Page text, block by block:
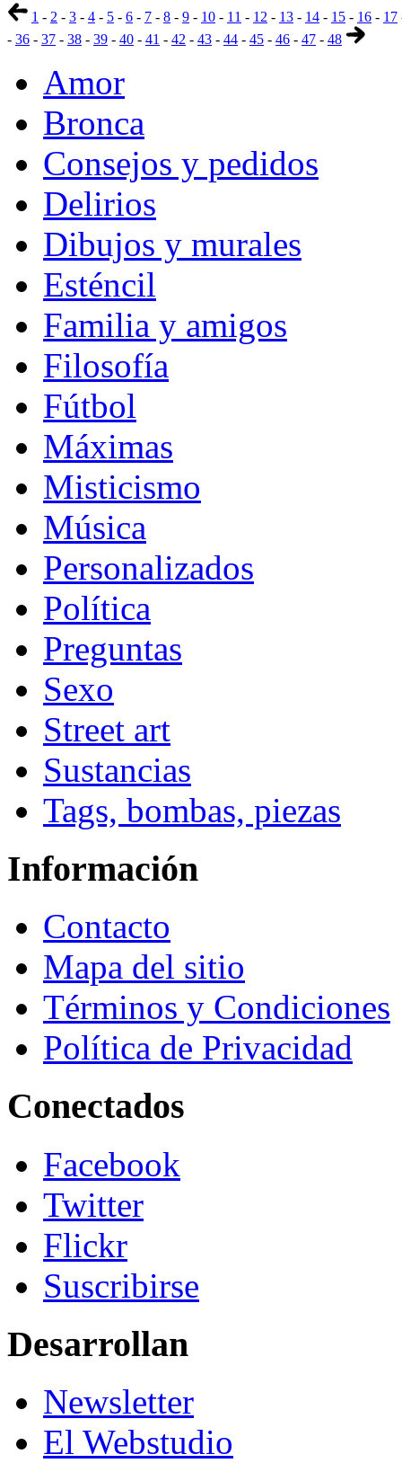
1 - 2 - 3 - 4 - 5 - 6 - 7 - 8 - 9 - 10 - 11 - 12 - 13 - 14 - 15 - 16 - 17
- 36 - 37 - 38 - 39 - 40 - 41 - 42 - 43 - 44 - 45 - 46 - 47 - 48
Amor
Bronca
Consejos y pedidos
Delirios
Dibujos y murales
Esténcil
Familia y amigos
Filosofía
Fútbol
Máximas
Misticismo
Música
Personalizados
Política
Preguntas
Sexo
Street art
Sustancias
Tags, bombas, piezas
Información
Contacto
Mapa del sitio
Términos y Condiciones
Política de Privacidad
Conectados
Facebook
Twitter
Flickr
Suscribirse
Desarrollan
Newsletter
El Webstudio